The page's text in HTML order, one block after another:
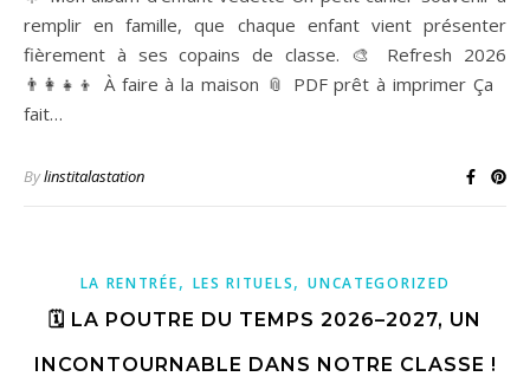
remplir en famille, que chaque enfant vient présenter
fièrement à ses copains de classe. 🎨 Refresh 2026
👨‍👩‍👧‍👦 À faire à la maison 📎 PDF prêt à imprimer Ça
fait…
Bylinstitalastation
LA RENTRÉE, LES RITUELS,UNCATEGORIZED
🗓️ LA POUTRE DU TEMPS 2026–2027, UN
INCONTOURNABLE DANS NOTRE CLASSE !